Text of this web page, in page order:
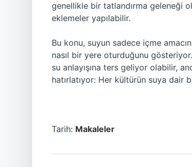
genellikle bir tatlandırma geleneği
eklemeler yapılabilir.
Bu konu, suyun sadece içme
nasıl bir yere oturduğunu
su anlayışına ters geliyor olabilir,
hatırlatıyor: Her kültürün suya dair
Tarih: Makaleler